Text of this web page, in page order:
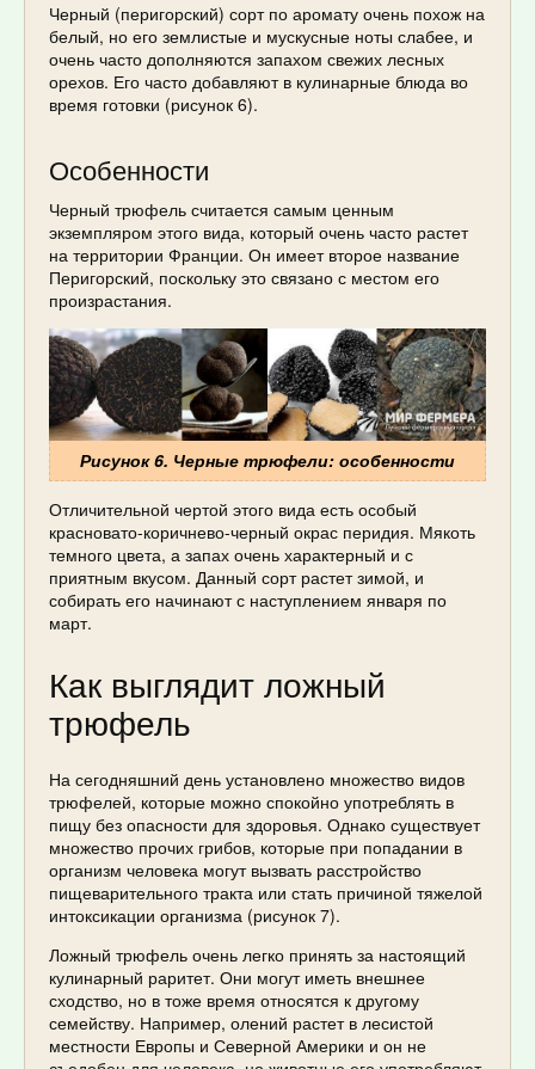
Черный (перигорский) сорт по аромату очень похож на
белый, но его землистые и мускусные ноты слабее, и
очень часто дополняются запахом свежих лесных
орехов. Его часто добавляют в кулинарные блюда во
время готовки (рисунок 6).
Особенности
Черный трюфель считается самым ценным
экземпляром этого вида, который очень часто растет
на территории Франции. Он имеет второе название
Перигорский, поскольку это связано с местом его
произрастания.
Рисунок 6. Черные трюфели: особенности
Отличительной чертой этого вида есть особый
красновато-коричнево-черный окрас перидия. Мякоть
темного цвета, а запах очень характерный и с
приятным вкусом. Данный сорт растет зимой, и
собирать его начинают с наступлением января по
март.
Как выглядит ложный
трюфель
На сегодняшний день установлено множество видов
трюфелей, которые можно спокойно употреблять в
пищу без опасности для здоровья. Однако существует
множество прочих грибов, которые при попадании в
организм человека могут вызвать расстройство
пищеварительного тракта или стать причиной тяжелой
интоксикации организма (рисунок 7).
Ложный трюфель очень легко принять за настоящий
кулинарный раритет. Они могут иметь внешнее
сходство, но в тоже время относятся к другому
семейству. Например, олений растет в лесистой
местности Европы и Северной Америки и он не